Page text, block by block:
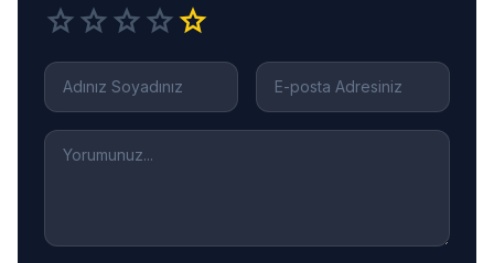
starstarstarstarstar